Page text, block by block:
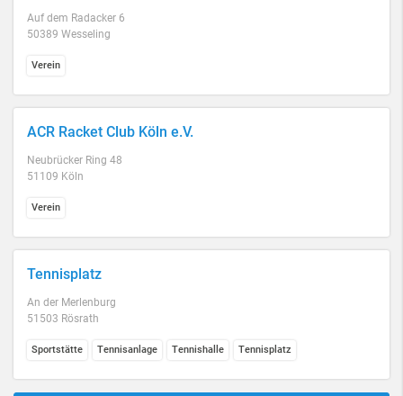
Auf dem Radacker 6
50389 Wesseling
Verein
ACR Racket Club Köln e.V.
Neubrücker Ring 48
51109 Köln
Verein
Tennisplatz
An der Merlenburg
51503 Rösrath
Sportstätte Tennisanlage Tennishalle Tennisplatz